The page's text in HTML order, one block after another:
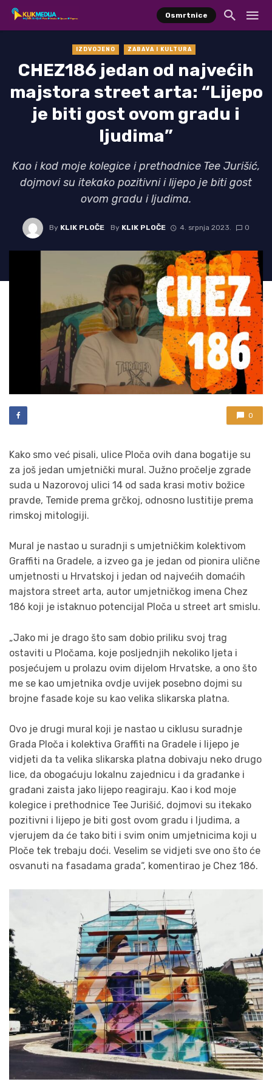
Osmrtnice
IZDVOJENO ZABAVA I KULTURA
CHEZ186 jedan od najvećih
majstora street arta: “Lijepo
je biti gost ovom gradu i
ljudima”
Kao i kod moje kolegice i prethodnice Tee Jurišić,
dojmovi su itekako pozitivni i lijepo je biti gost
ovom gradu i ljudima.
By KLIK PLOČE By KLIK PLOČE 4. srpnja 2023. 0
0
Kako smo već pisali, ulice Ploča ovih dana bogatije su
za još jedan umjetnički mural. Južno pročelje zgrade
suda u Nazorovoj ulici 14 od sada krasi motiv božice
pravde, Temide prema grčkoj, odnosno Iustitije prema
rimskoj mitologiji.
Mural je nastao u suradnji s umjetničkim kolektivom
Graffiti na Gradele, a izveo ga je jedan od pionira ulične
umjetnosti u Hrvatskoj i jedan od najvećih domaćih
majstora street arta, autor umjetničkog imena Chez
186 koji je istaknuo potencijal Ploča u street art smislu.
„Jako mi je drago što sam dobio priliku svoj trag
ostaviti u Pločama, koje posljednjih nekoliko ljeta i
posjećujem u prolazu ovim dijelom Hrvatske, a ono što
me se kao umjetnika ovdje uvijek posebno dojmi su
brojne fasade koje su kao velika slikarska platna.
Ovo je drugi mural koji je nastao u ciklusu suradnje
Grada Ploča i kolektiva Graffiti na Gradele i lijepo je
vidjeti da ta velika slikarska platna dobivaju neko drugo
lice, da obogaćuju lokalnu zajednicu i da građanke i
građani zaista jako lijepo reagiraju. Kao i kod moje
kolegice i prethodnice Tee Jurišić, dojmovi su itekako
pozitivni i lijepo je biti gost ovom gradu i ljudima, a
vjerujem da će tako biti i svim onim umjetnicima koji u
Ploče tek trebaju doći. Veselim se vidjeti sve ono što će
osvanuti na fasadama grada“, komentirao je Chez 186.